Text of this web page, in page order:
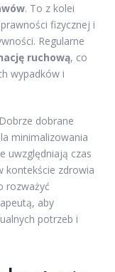
. To z kolei
fizycznej i
Regularne
ruchową, co
wypadków i
dobrane
minimalizowania
uwzględniają czas
kontekście zdrowia
rozważyć
aby
potrzeb i